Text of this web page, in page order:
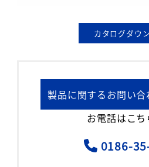
カタログダウ
製品に関するお問い
お電話はこち
0186-